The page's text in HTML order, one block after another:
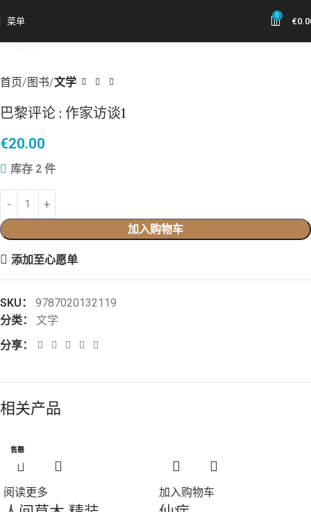
菜单
0
€
首页 图书 文学
巴黎评论 : 作家访谈1
€20.00
库存 2 件
加入购物车
添加至心愿单
SKU： 9787020132119
分类：
文学
分享：
相关产品
售罄
阅读更多 加入购物车